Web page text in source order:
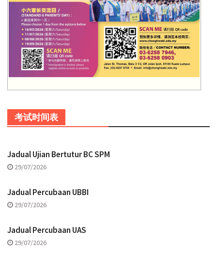
考试时间表
Jadual Ujian Bertutur BC SPM
29/07/2026
Jadual Percubaan UBBI
29/07/2026
Jadual Percubaan UAS
29/07/2026